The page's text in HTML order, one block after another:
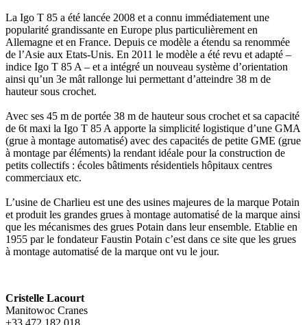
La Igo T 85 a été lancée 2008 et a connu immédiatement une
popularité grandissante en Europe plus particulièrement en
Allemagne et en France. Depuis ce modèle a étendu sa renommée
de l’Asie aux Etats-Unis. En 2011 le modèle a été revu et adapté –
indice Igo T 85 A – et a intégré un nouveau système d’orientation
ainsi qu’un 3e mât rallonge lui permettant d’atteindre 38 m de
hauteur sous crochet.
Avec ses 45 m de portée 38 m de hauteur sous crochet et sa capacité
de 6t maxi la Igo T 85 A apporte la simplicité logistique d’une GMA
(grue à montage automatisé) avec des capacités de petite GME (grue
à montage par éléments) la rendant idéale pour la construction de
petits collectifs : écoles bâtiments résidentiels hôpitaux centres
commerciaux etc.
L’usine de Charlieu est une des usines majeures de la marque Potain
et produit les grandes grues à montage automatisé de la marque ainsi
que les mécanismes des grues Potain dans leur ensemble. Etablie en
1955 par le fondateur Faustin Potain c’est dans ce site que les grues
à montage automatisé de la marque ont vu le jour.
Cristelle Lacourt
Manitowoc Cranes